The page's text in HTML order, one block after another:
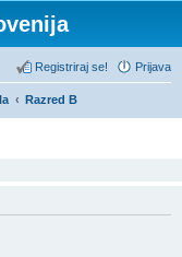
Prijava
Registriraj se!
Razred B